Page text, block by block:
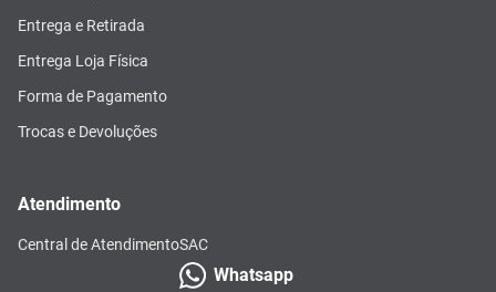
Entrega e Retirada
Entrega Loja Física
Forma de Pagamento
Trocas e Devoluções
Atendimento
Central de AtendimentoSAC
Whatsapp